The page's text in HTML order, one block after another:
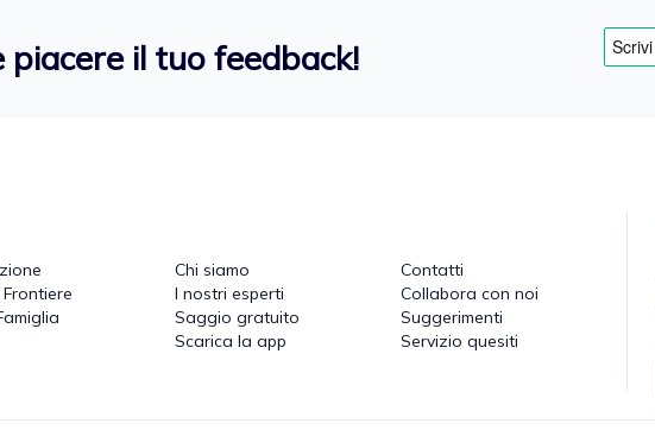
piacere il tuo feedback!
Chi siamo
I nostri esperti
Saggio gratuito
Scarica la app
Contatti
Collabora con noi
Suggerimenti
Servizio quesiti